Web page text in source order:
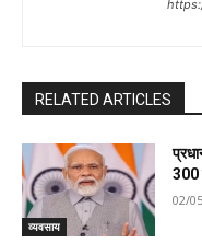
RELATED ARTICLES
व्यवसाय
300
02/